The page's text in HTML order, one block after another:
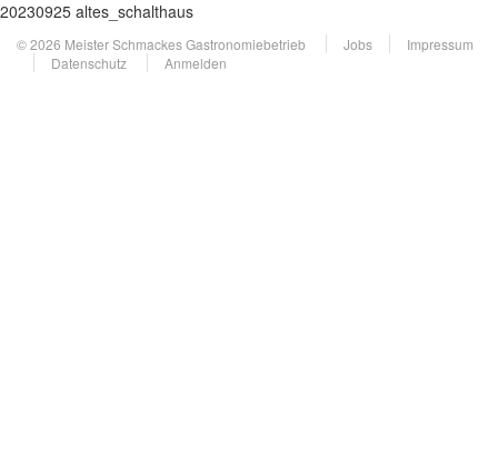
20230925 altes_schalthaus
© 2026 Meister Schmackes Gastronomiebetrieb Jobs
Impressum
Datenschutz
Anmelden